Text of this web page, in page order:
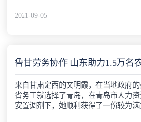
2021-09-05
鲁甘劳务协作 山东助力1.5万名
来自甘肃定西的文明霞，在当地政府
省务工就选择了青岛，在青岛市人力
安置调剂下，她顺利获得了一份较为满